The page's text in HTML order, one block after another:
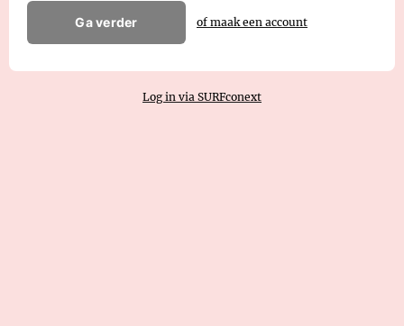
Ga verder of maak een account
Log in via SURFconext